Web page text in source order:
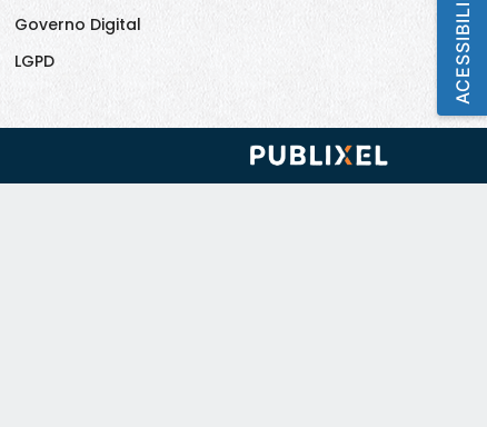
Governo Digital
LGPD